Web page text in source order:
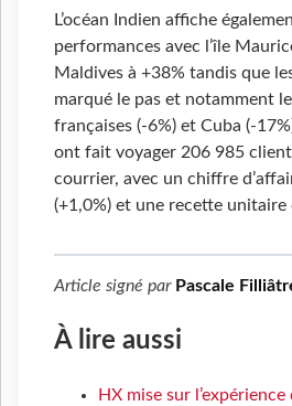
L’océan Indien affiche
performances avec l’île
Maldives à +38% tandis que
marqué le pas et notamment
françaises (-6%) et Cuba (-
ont fait voyager 206 985
courrier, avec un chiffre
(+1,0%) et une recette unitaire
Article signé par Pascale
À lire aussi
HX mise sur